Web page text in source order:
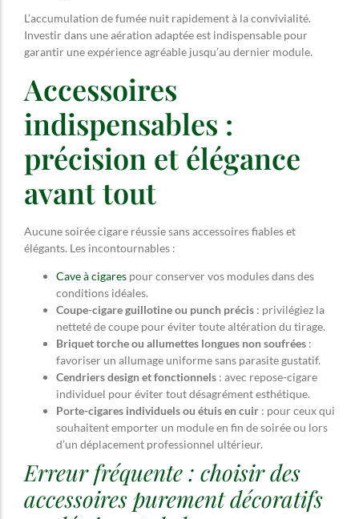
L’accumulation de fumée nuit rapidement à la convivialité.
Investir dans une aération adaptée est indispensable pour
garantir une expérience agréable jusqu’au dernier module.
Accessoires
indispensables :
précision et élégance
avant tout
Aucune soirée cigare réussie sans accessoires fiables et
élégants. Les incontournables :
Cave à cigares pour conserver vos modules dans des
conditions idéales.
Coupe-cigare guillotine ou punch précis : privilégiez la
netteté de coupe pour éviter toute altération du tirage.
Briquet torche ou allumettes longues non soufrées :
favoriser un allumage uniforme sans parasite gustatif.
Cendriers design et fonctionnels : avec repose-cigare
individuel pour éviter tout désagrément esthétique.
Porte-cigares individuels ou étuis en cuir : pour ceux qui
souhaitent emporter un module en fin de soirée ou lors
d’un déplacement professionnel ultérieur.
Erreur fréquente : choisir des
accessoires purement décoratifs